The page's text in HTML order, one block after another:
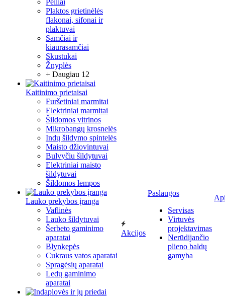
Peiliai
Plaktos grietinėlės
flakonai, sifonai ir
plaktuvai
Samčiai ir
kiaurasamčiai
Skustukai
Žnyplės
+ Daugiau 12
Kaitinimo prietaisai
Furšetiniai marmitai
Elektriniai marmitai
Šildomos vitrinos
Mikrobangų krosnelės
Indų šildymo spintelės
Maisto džiovintuvai
Bulvyčiu šildytuvai
Elektriniai maisto
šildytuvai
Šildomos lempos
Lauko prekybos įranga
Vaflinės
Lauko šildytuvai
Šerbeto gaminimo
aparatai
Blynkepės
Cukraus vatos aparatai
Spragėsių aparatai
Ledų gaminimo
aparatai
Akcijos
Paslaugos
Servisas
Virtuvės
projektavimas
Nerūdijančio
plieno baldų
gamyba